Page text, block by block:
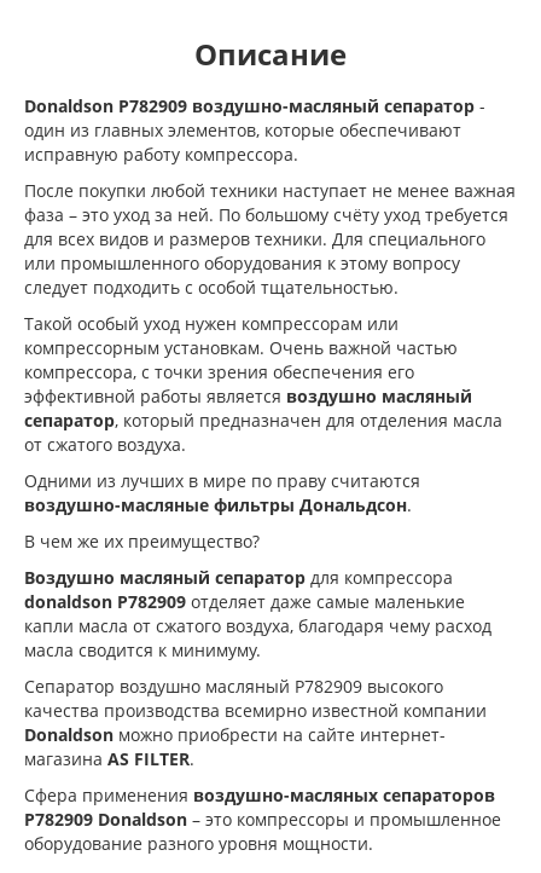
Описание
Donaldson P782909 воздушно-масляный сепаратор -
один из главных элементов, которые обеспечивают
исправную работу компрессора.
После покупки любой техники наступает не менее важная
фаза – это уход за ней. По большому счёту уход требуется
для всех видов и размеров техники. Для специального
или промышленного оборудования к этому вопросу
следует подходить с особой тщательностью.
Такой особый уход нужен компрессорам или
компрессорным установкам. Очень важной частью
компрессора, с точки зрения обеспечения его
эффективной работы является воздушно масляный
сепаратор, который предназначен для отделения масла
от сжатого воздуха.
Одними из лучших в мире по праву считаются
воздушно-масляные фильтры Дональдсон.
В чем же их преимущество?
Воздушно масляный сепаратор для компрессора
donaldson P782909 отделяет даже самые маленькие
капли масла от сжатого воздуха, благодаря чему расход
масла сводится к минимуму.
Сепаратор воздушно масляный P782909 высокого
качества производства всемирно известной компании
Donaldson можно приобрести на сайте интернет-
магазина AS FILTER.
Сфера применения воздушно-масляных сепараторов
P782909 Donaldson – это компрессоры и промышленное
оборудование разного уровня мощности.